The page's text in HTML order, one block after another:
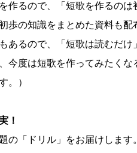
作るので、「短歌を作るの
歩の知識をまとめた資料も配
あるので、「短歌は読むだ
今度は短歌を作ってみたく
。）
！
の「ドリル」をお届けしま